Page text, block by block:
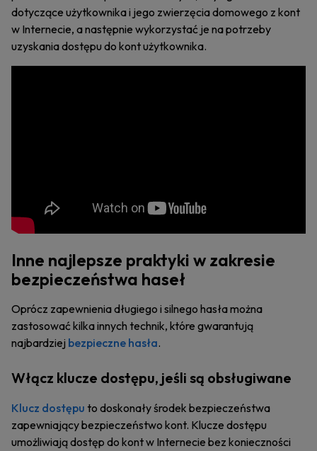
dotyczące użytkownika i jego zwierzęcia domowego z kont
w Internecie, a następnie wykorzystać je na potrzeby
uzyskania dostępu do kont użytkownika.
Inne najlepsze praktyki w zakresie
bezpieczeństwa haseł
Oprócz zapewnienia długiego i silnego hasła można
zastosować kilka innych technik, które gwarantują
najbardziej bezpieczne hasła.
Włącz klucze dostępu, jeśli są obsługiwane
Klucz dostępu to doskonały środek bezpieczeństwa
zapewniający bezpieczeństwo kont. Klucze dostępu
umożliwiają dostęp do kont w Internecie bez konieczności